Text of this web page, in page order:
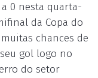
0 nesta quarta-
da Copa do
chances de
gol logo no
do setor